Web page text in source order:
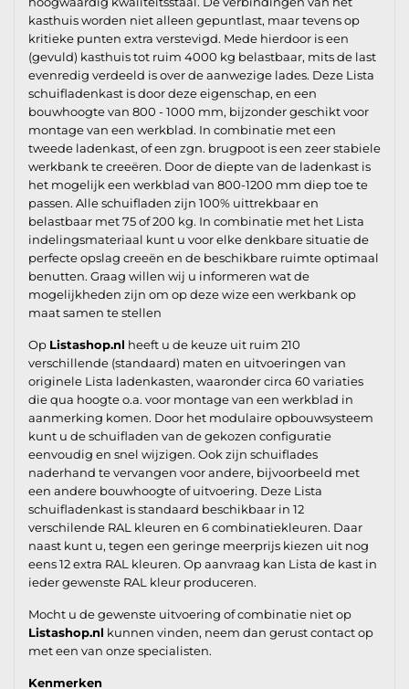
kasthuis worden niet alleen gepuntlast, maar tevens op
kritieke punten extra verstevigd. Mede hierdoor is een
(gevuld) kasthuis tot ruim 4000 kg belastbaar, mits de last
evenredig verdeeld is over de aanwezige lades. Deze Lista
schuifladenkast is door deze eigenschap, en een
bouwhoogte van 800 - 1000 mm, bijzonder geschikt voor
montage van een werkblad. In combinatie met een
tweede ladenkast, of een zgn. brugpoot is een zeer stabiele
werkbank te creeëren. Door de diepte van de ladenkast is
het mogelijk een werkblad van 800-1200 mm diep toe te
passen. Alle schuifladen zijn 100% uittrekbaar en
belastbaar met 75 of 200 kg. In combinatie met het Lista
indelingsmateriaal kunt u voor elke denkbare situatie de
perfecte opslag creeën en de beschikbare ruimte optimaal
benutten. Graag willen wij u informeren wat de
mogelijkheden zijn om op deze wize een werkbank op
maat samen te stellen
Op Listashop.nl heeft u de keuze uit ruim 210
verschillende (standaard) maten en uitvoeringen van
originele Lista ladenkasten, waaronder circa 60 variaties
die qua hoogte o.a. voor montage van een werkblad in
aanmerking komen. Door het modulaire opbouwsysteem
kunt u de schuifladen van de gekozen configuratie
eenvoudig en snel wijzigen. Ook zijn schuiflades
naderhand te vervangen voor andere, bijvoorbeeld met
een andere bouwhoogte of uitvoering. Deze Lista
schuifladenkast is standaard beschikbaar in 12
verschilende RAL kleuren en 6 combinatiekleuren. Daar
naast kunt u, tegen een geringe meerprijs kiezen uit nog
eens 12 extra RAL kleuren. Op aanvraag kan Lista de kast in
ieder gewenste RAL kleur produceren.
Mocht u de gewenste uitvoering of combinatie niet op
Listashop.nl kunnen vinden, neem dan gerust contact op
met een van onze specialisten.
Kenmerken